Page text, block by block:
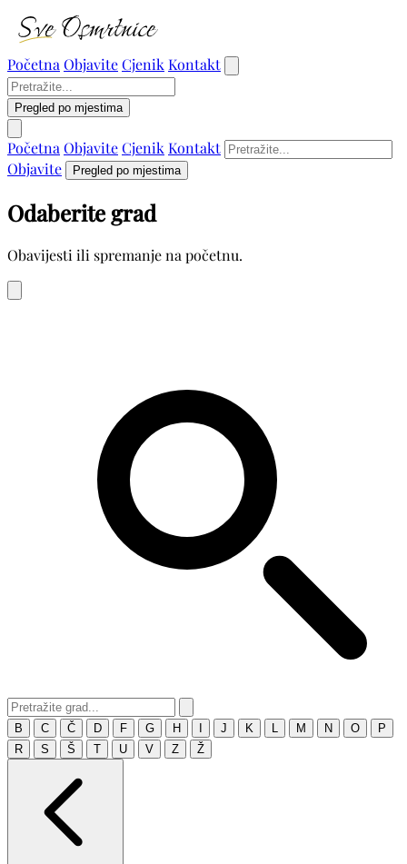
Početna ObjaviteCjenik Kontakt
Pregled po mjestima
Početna ObjaviteCjenik Kontakt
Objavite
Pregled po mjestima
Odaberite grad
Obavijesti ili spremanje na početnu.
B C Č D F G H J K M N O
P
R
S Š T U V Z Ž